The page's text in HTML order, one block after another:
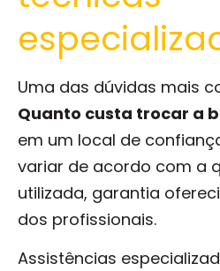
Uma das dúvidas mais
Quanto custa trocar a
em um local de
variar de acordo com a
utilizada, garantia
dos profissionais.
Assistências